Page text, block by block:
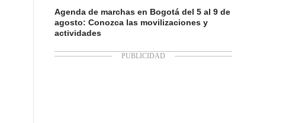
Agenda de marchas en Bogotá del 5 al 9 de
agosto: Conozca las movilizaciones y
actividades